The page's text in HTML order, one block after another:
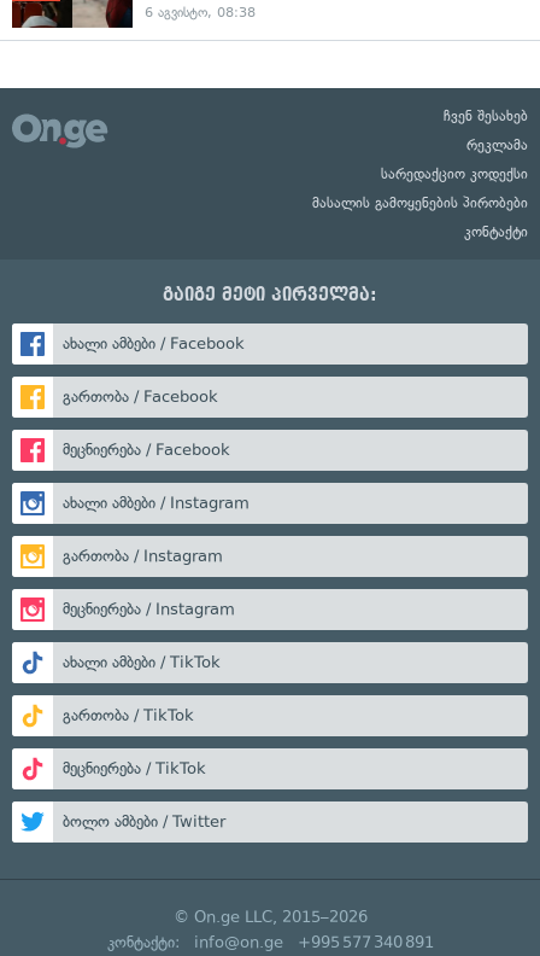
6 აგვისტო, 08:38
ჩვენ შესახებ
რეკლამა
სარედაქციო კოდექსი
მასალის გამოყენების პირობები
კონტაქტი
გაიგე მეტი პირველმა:
ახალი ამბები / Facebook
გართობა / Facebook
მეცნიერება / Facebook
ახალი ამბები / Instagram
გართობა / Instagram
მეცნიერება / Instagram
ახალი ამბები / TikTok
გართობა / TikTok
მეცნიერება / TikTok
ბოლო ამბები / Twitter
© On.ge LLC, 2015–2026
კონტაქტი: info@on.ge +995 577 340 891